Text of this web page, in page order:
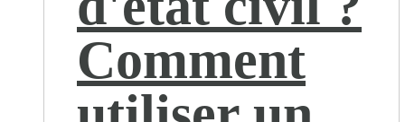
Comment